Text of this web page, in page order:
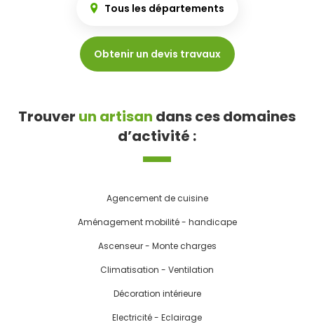
Tous les départements
Obtenir un devis travaux
Trouver un artisan dans ces domaines
d’activité :
Agencement de cuisine
Aménagement mobilité - handicape
Ascenseur - Monte charges
Climatisation - Ventilation
Décoration intérieure
Electricité - Eclairage